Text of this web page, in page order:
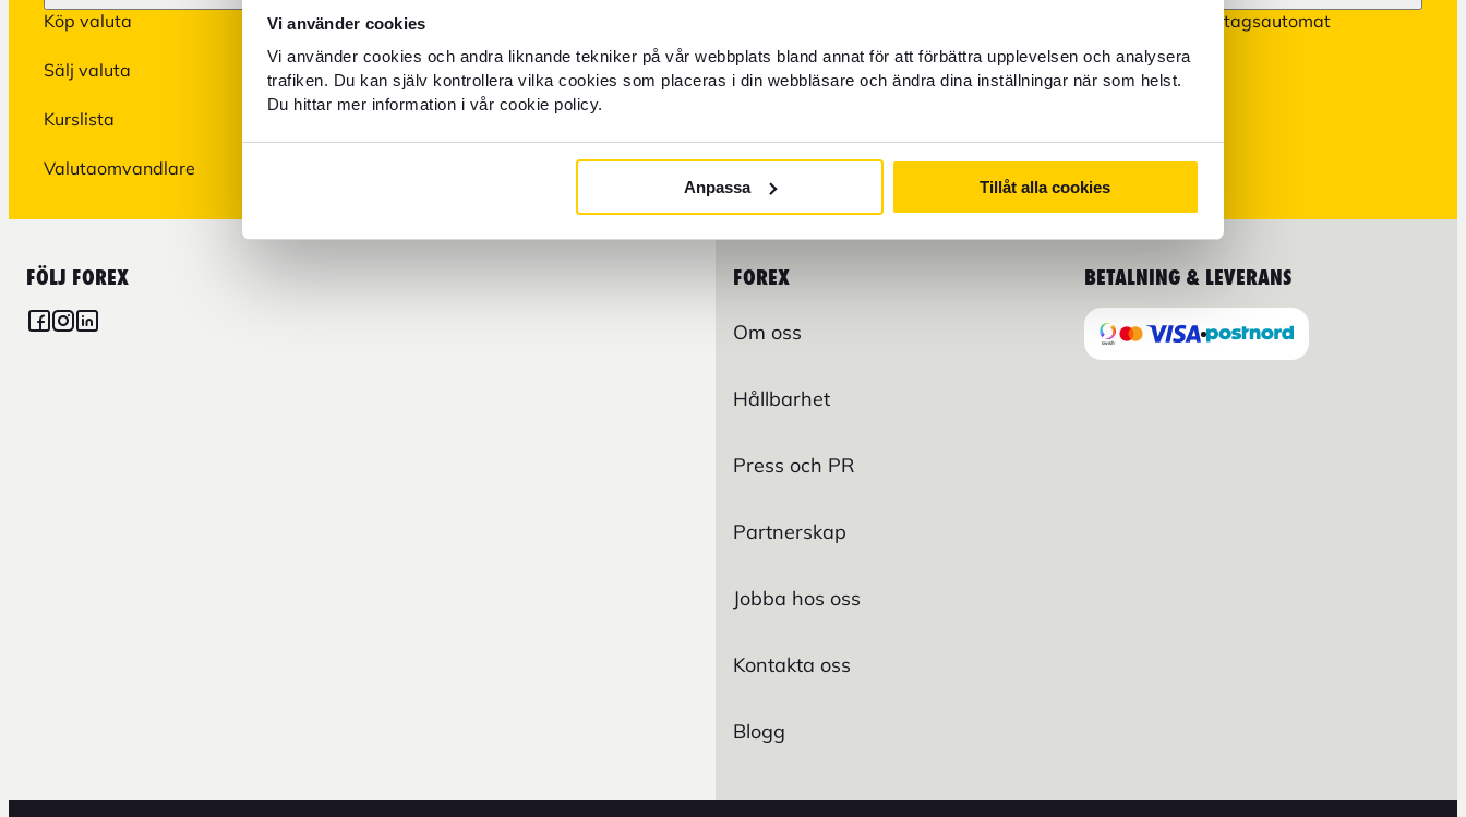
Vi använder cookies
Vi använder cookies och andra liknande tekniker på vår webbplats bland annat för att förbättra upplevelsen och analysera
trafiken. Du kan själv kontrollera vilka cookies som placeras i din webbläsare och ändra dina inställningar när som helst.
Du hittar mer information i vår cookie policy.
Anpassa Tillåt alla cookies
Köp valuta
Sälj valuta
Kurslista
Valutaomvandlare
Kreditkort
Spärra kort Boka reseupplevelser
Hitta nästa resmål
Hitta butik eller uttagsautomat
Stockholm
Malmö
FÖLJ FOREX FOREX
Om oss
Hållbarhet
Press och PR
Partnerskap
Jobba hos oss
Kontakta oss
Blogg
BETALNING & LEVERANS